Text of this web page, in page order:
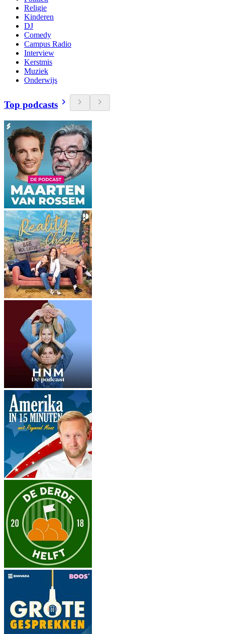
Religie
Kinderen
DJ
Comedy
Campus Radio
Interview
Kerstmis
Muziek
Onderwijs
Top podcasts